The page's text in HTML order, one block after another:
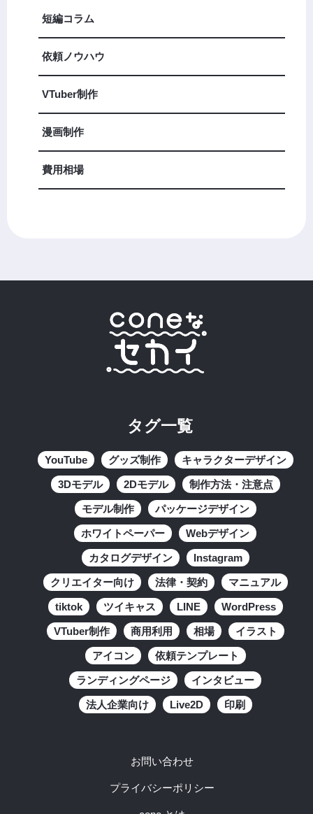
短編コラム
依頼ノウハウ
VTuber制作
漫画制作
費用相場
タグ一覧
YouTube グッズ制作 キャラクターデザイン
3Dモデル 2Dモデル 制作方法・注意点
モデル制作 パッケージデザイン
ホワイトペーパー Webデザイン
カタログデザイン Instagram
クリエイター向け 法律・契約 マニュアル
tiktok ツイキャス LINE WordPress
VTuber制作 商用利用 相場 イラスト
アイコン 依頼テンプレート
ランディングページ インタビュー
法人企業向け Live2D 印刷
お問い合わせ
プライバシーポリシー